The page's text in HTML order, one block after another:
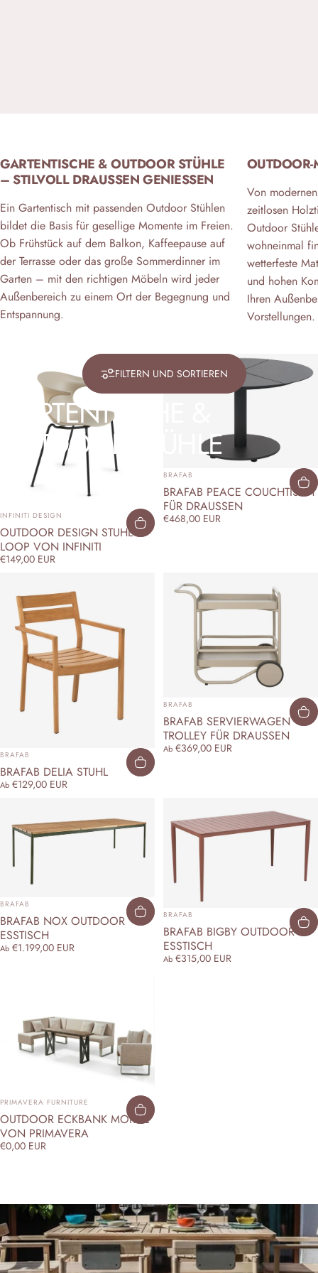
GARTENTISCHE
OUTDOOR STÜHLE
GARTENTISCHE & OUTDOOR STÜHLE
– STILVOLL DRAUSSEN GENIESSEN
Ein Gartentisch mit passenden Outdoor Stühlen
bildet die Basis für gesellige Momente im Freien.
Ob Frühstück auf dem Balkon, Kaffeepause auf
der Terrasse oder das große Sommerdinner im
Garten – mit den richtigen Möbeln wird jeder
Außenbereich zu einem Ort der Begegnung und
Entspannung.
OUTDOOR-
Von
zeitlosen
Outdoor
wohneinmal
wetterfeste
und hohen
Ihren
Vorstellungen.
FILTERN UND SORTIEREN
ANBIETER:
INFINITI DESIGN
OUTDOOR DESIGN STUHL
LOOP VON INFINITI
€149,00 EUR
ANBIETER:
BRAFAB
BRAFAB PEACE COUCHTISCH
FÜR DRAUSSEN
€468,00 EUR
ANBIETER:
BRAFAB
BRAFAB DELIA STUHL
Ab €129,00 EUR
ANBIETER:
BRAFAB
BRAFAB SERVIERWAGEN
TROLLEY FÜR DRAUSSEN
Ab €369,00 EUR
ANBIETER:
BRAFAB
BRAFAB NOX OUTDOOR
ESSTISCH
Ab €1.199,00 EUR
ANBIETER:
BRAFAB
BRAFAB BIGBY OUTDOOR-
ESSTISCH
Ab €315,00 EUR
ANBIETER:
PRIMAVERA FURNITURE
OUTDOOR ECKBANK MORITZ
VON PRIMAVERA
€0,00 EUR